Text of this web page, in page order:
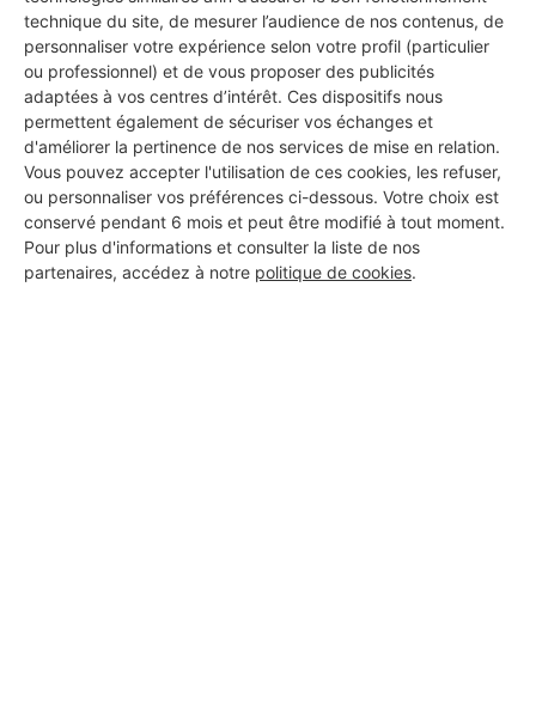
technique du site, de mesurer l’audience de nos contenus, de
personnaliser votre expérience selon votre profil (particulier
ou professionnel) et de vous proposer des publicités
adaptées à vos centres d’intérêt. Ces dispositifs nous
permettent également de sécuriser vos échanges et
d'améliorer la pertinence de nos services de mise en relation.
Vous pouvez accepter l'utilisation de ces cookies, les refuser,
ou personnaliser vos préférences ci-dessous. Votre choix est
conservé pendant 6 mois et peut être modifié à tout moment.
Pour plus d'informations et consulter la liste de nos
partenaires, accédez à notre politique de cookies.
DEMANDER UN DEVIS